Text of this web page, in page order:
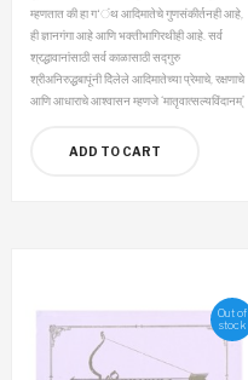
म्हणतात की हा ग‘ंथ आदिमातेचे गुणसंकीर्तनही आहे,
ही ज्ञानगंगा आहे आणि भक्तीभागिरथीही आहे. सर्व
श्रद्धावानांसाठी सर्व काळासाठी सद्गुरु
श्रीअनिरुद्धबापूंनी दिेलेले आदिमातेच्या प्रेमाचे, रक्षणाचे
आणि आधाराचे आश्‍वासन म्हणजे ‘मातृवात्सल्यविंदानम्’
ADD TO CART
Out of
stock